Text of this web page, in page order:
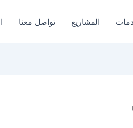
المشاريع تواصل معنا